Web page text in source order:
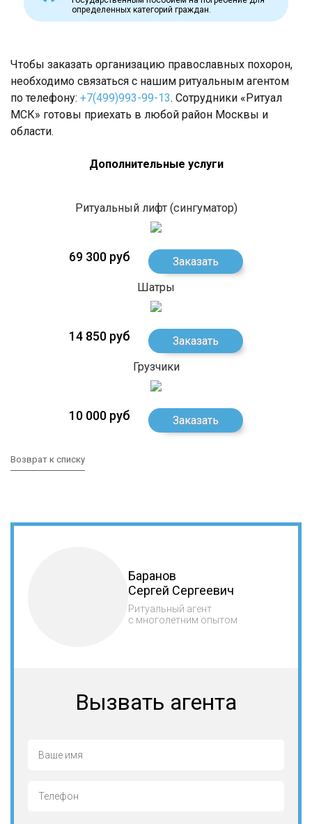
определенных категорий граждан.
Чтобы заказать организацию православных похорон,
необходимо связаться с нашим ритуальным агентом
по телефону: +7(499)993-99-13. Сотрудники «Ритуал
МСК» готовы приехать в любой район Москвы и
области.
Дополнительные услуги
Ритуальный лифт (сингуматор)
69 300 руб
Заказать
Шатры
14 850 руб
Заказать
Грузчики
10 000 руб Заказать
Возврат к списку
Баранов
Сергей Сергеевич
Ритуальный агент
с многолетним опытом
Вызвать агента